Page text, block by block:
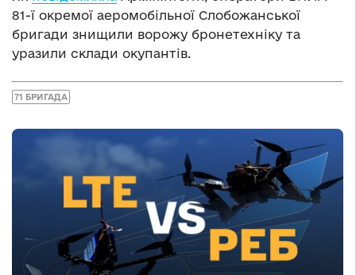
81-ї окремої аеромобільної Слобожанської
бригади знищили ворожу бронетехніку та
уразили склади окупантів.
71 БРИГАДА